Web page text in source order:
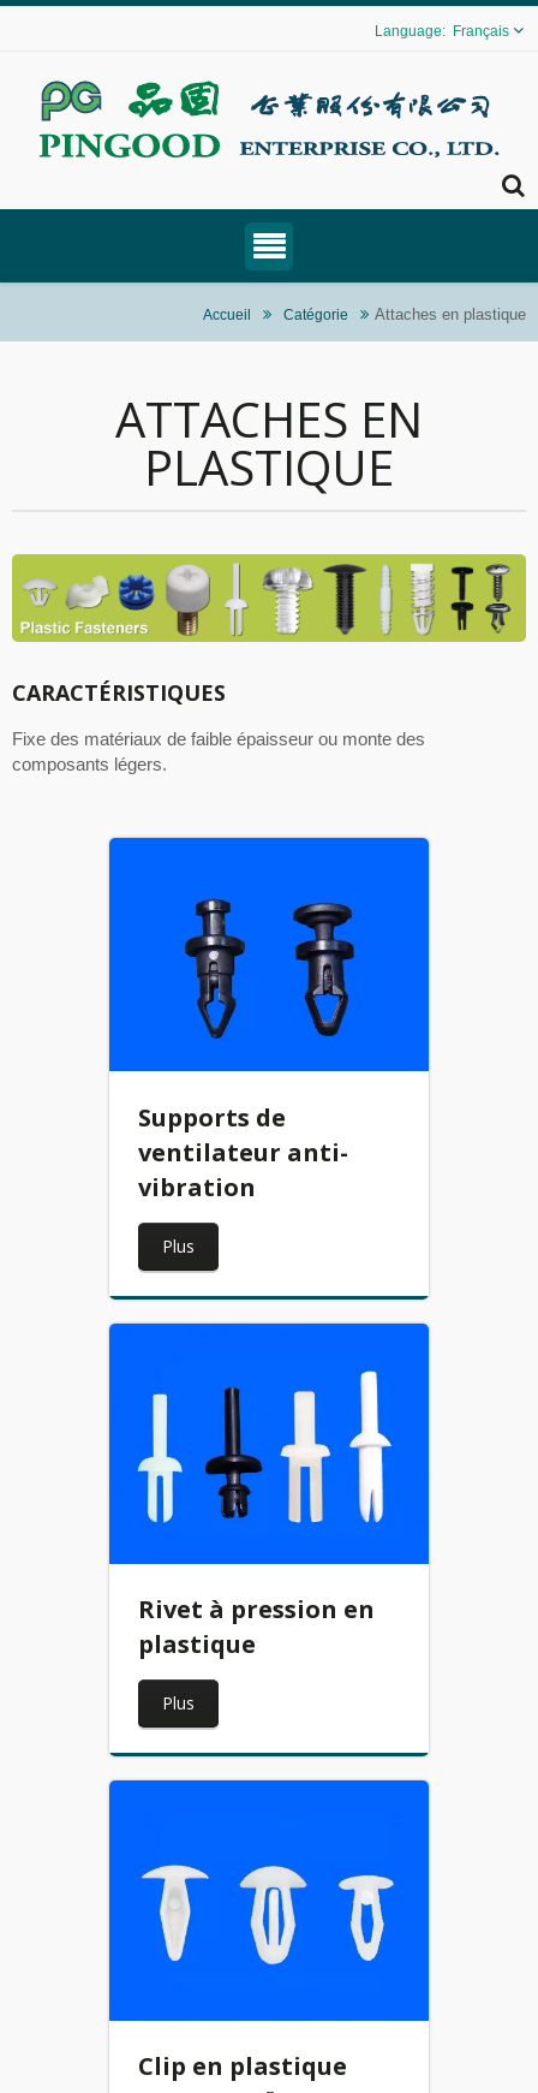
Français
Accueil Catégorie Attaches en plastique
ATTACHES EN
PLASTIQUE
CARACTÉRISTIQUES
Fixe des matériaux de faible épaisseur ou monte des
composants légers.
Supports de
ventilateur anti-
vibration
Plus
Rivet à pression en
plastique
Plus
Clip en plastique